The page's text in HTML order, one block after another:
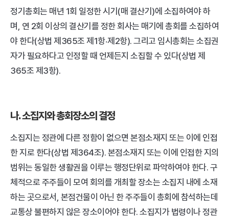
정기총회는 매년 1회 일정한 시기(매 결산기)에 소집하여야 하
며, 연 2회 이상의 결산기를 정한 회사는 매기에 총회를 소집하여
야 한다(상법 제365조 제1항‧제2항). 그리고 임시총회는 소집권
자가 필요하다고 인정할 때 언제든지 소집할 수 있다(상법 제
365조 제3항).
나. 소집지와 총회장소의 결정
소집지는 정관에 다른 정함이 없으면 본점소재지 또는 이에 인접
한 지로 한다(상법 제364조). 본점소재지 또는 이에 인접한 지의
범위는 동일한 생활권을 이루는 행정단위로 파악하여야 한다. 구
체적으로 주주들이 모여 회의를 개최할 장소는 소집지 내에 소재
하는 곳으로서, 본점건물이 아닌 한 주주들이 총회에 참석하는데
교통상 불편하지 않은 장소이어야 한다. 소집지가 법령이나 정관